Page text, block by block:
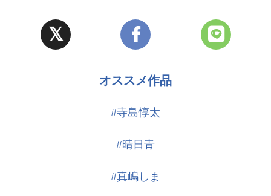
オススメ作品
#寺島惇太
#晴日青
#真嶋しま